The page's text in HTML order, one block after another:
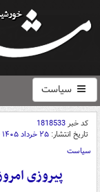
سیاست
کد خبر1818533
تاریخ انتشار: ۲۵ خرداد ۱۴۰۵ - ۱۰:۰۵
سیاست
پیروزی